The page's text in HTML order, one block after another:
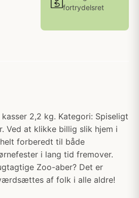
fortrydelsret
2,2 kg. Kategori: Spiseligt
Ved at klikke billig slik hjem i
forberedt til både
i lang tid fremover.
Zoo-aber? Det er
af folk i alle aldre!